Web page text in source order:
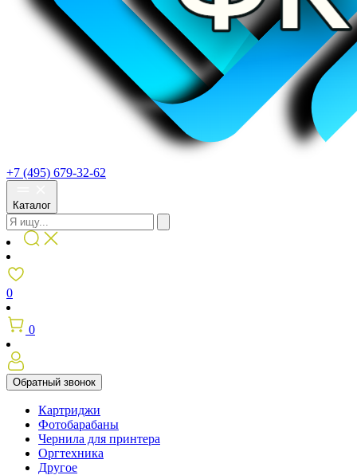
+7 (495) 679-32-62
Каталог
0
0
Обратный звонок
Картриджи
Фотобарабаны
Чернила для принтера
Оргтехника
Другое